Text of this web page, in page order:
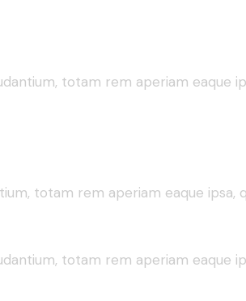
totam rem aperiam eaque
totam rem aperiam eaque ipsa,
totam rem aperiam eaque